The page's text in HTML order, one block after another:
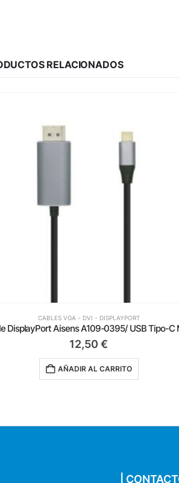
RELACIONADOS
CABLES VGA - DVI - DISPLAYPORT
8,29 €
AÑADIR AL CARRITO
|